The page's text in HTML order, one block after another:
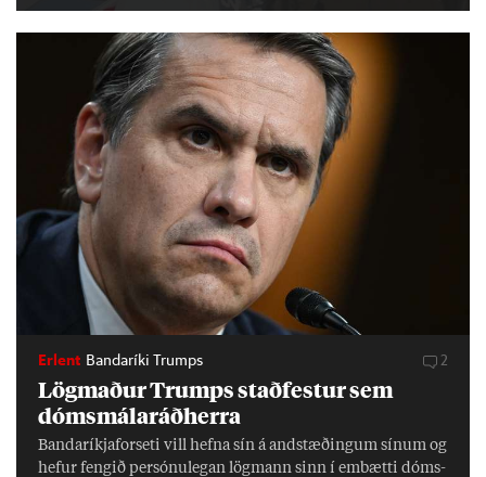
Erlent Bandaríki Trumps 2
Lög­mað­ur Trumps stað­fest­ur sem
dóms­mála­ráð­herra
Banda­ríkja­for­seti vill hefna sín á and­stæð­ing­um sín­um og
hef­ur feng­ið per­sónu­leg­an lög­mann sinn í embætti dóms­